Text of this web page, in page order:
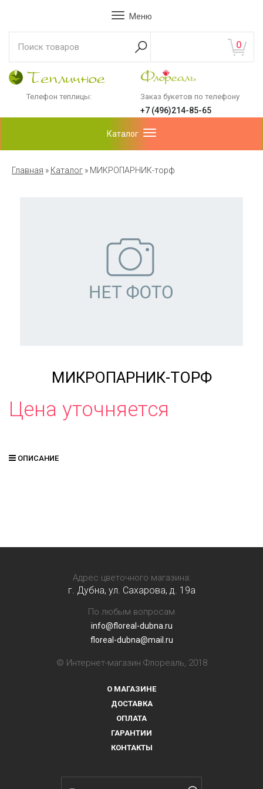
Меню
0
Телефон теплицы: Заказ букетов по телефону
+7 (496)214-85-65
Каталог
Главная » Каталог » МИКРОПАРНИК-торф
МИКРОПАРНИК-ТОРФ
Цена уточняется
ОПИСАНИЕ
Адрес цветочного магазина:
г. Дубна, ул. Сахарова, д. 19a
По любым вопросам
info@floreal-dubna.ru
floreal-dubna@mail.ru
© Интернет-магазин Флореаль, 2018
О МАГАЗИНЕ
ДОСТАВКА
ОПЛАТА
ГАРАНТИИ
КОНТАКТЫ